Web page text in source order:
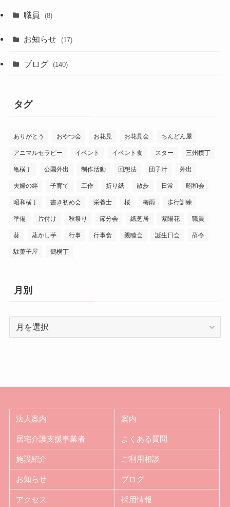
職員 (8)
お知らせ (17)
ブログ (140)
タグ
ありがとう おやつ会 お花見 お花見会 ちんどん屋
アニマルセラピー イベント イベント食 スター 三州横丁
亀横丁 公園外出 制作活動 回想法 団子汁 外出
夫婦の絆 子育て 工作 折り紙 散歩 日常 昭和会
昭和横丁 書き初め会 栄養士 桜 梅雨 歩行訓練
準備 片付け 秋祭り 節分会 紙芝居 紫陽花 職員
葵 蒸かし芋 行事 行事食 親睦会 誕生日会 辞令
駄菓子屋 鶴横丁
月別
法人案内 案内
居宅介護支援事業者 よくある質問
施設紹介 ご利用相談
お知らせ ブログ
アクセス 採用情報